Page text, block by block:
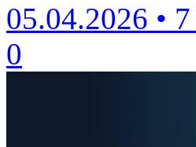
05.04.2026 •
0